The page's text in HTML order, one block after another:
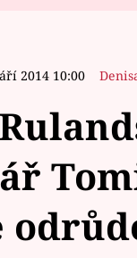
2014 10:00